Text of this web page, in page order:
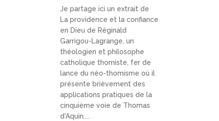
Je partage ici un extrait de
La providence et la confiance
en Dieu de Réginald
Garrigou-Lagrange, un
théologien et philosophe
catholique thomiste, fer de
lance du néo-thomisme où il
présente brièvement des
applications pratiques de la
cinquième voie de Thomas
d'Aquin....